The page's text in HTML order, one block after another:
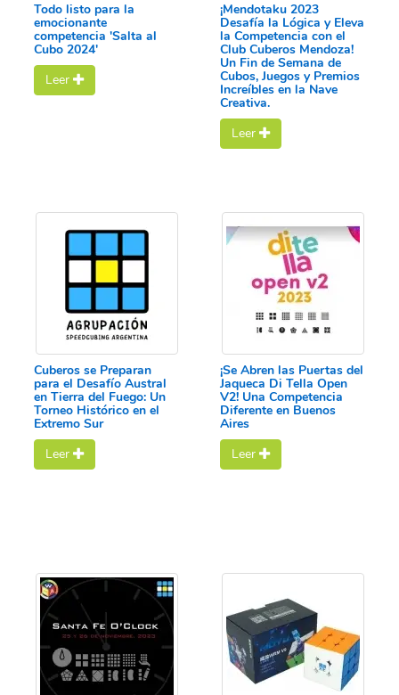
Todo listo para la
emocionante
competencia 'Salta al
Cubo 2024'
Leer
¡Mendotaku 2023
Desafía la Lógica y Eleva
la Competencia con el
Club Cuberos Mendoza!
Un Fin de Semana de
Cubos, Juegos y Premios
Increíbles en la Nave
Creativa.
Leer
Cuberos se Preparan
para el Desafío Austral
en Tierra del Fuego: Un
Torneo Histórico en el
Extremo Sur
Leer
¡Se Abren las Puertas del
Jaqueca Di Tella Open
V2! Una Competencia
Diferente en Buenos
Aires
Leer